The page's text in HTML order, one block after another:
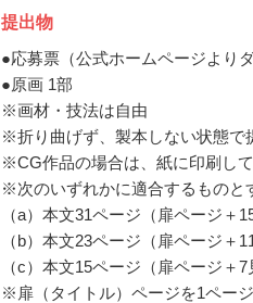
提出物
●応募票（公式ホームページより
●原画 1部
※画材・技法は自由
※折り曲げず、製本しない状態で
※CG作品の場合は、紙に印刷し
※次のいずれかに適合するものと
（a）本文31ページ（扉ページ＋
（b）本文23ページ（扉ページ＋
（c）本文15ページ（扉ページ＋
※扉（タイトル）ページを1ペー